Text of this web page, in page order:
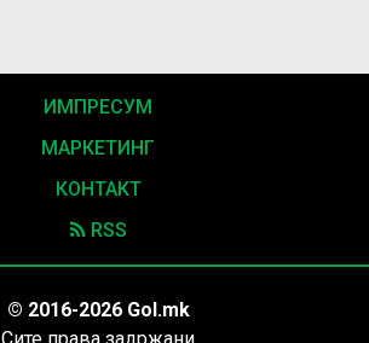
ИМПРЕСУМ
МАРКЕТИНГ
КОНТАКТ
RSS
© 2016-2026 Gol.mk
Сите права задржани